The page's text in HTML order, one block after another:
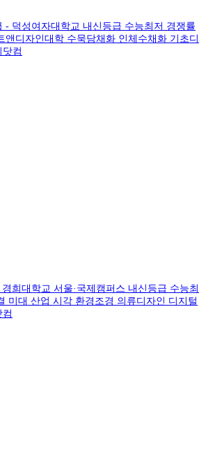
- 덕성여자대학교 내신등급 수능최저 경쟁률
앤디자인대학 수묵담채화 인체수채화 기초디
컴
희대학교 서울·국제캠퍼스 내신등급 수능최
미대 산업 시각 환경조경 의류디자인 디지털